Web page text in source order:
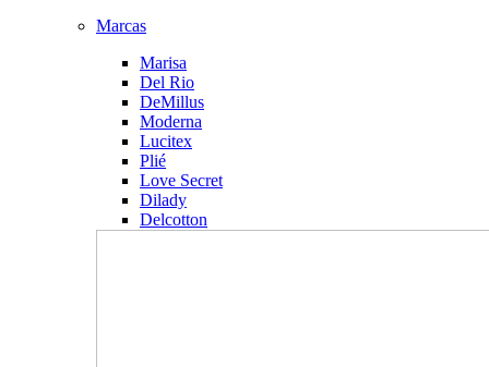
Marcas
Marisa
Del Rio
DeMillus
Moderna
Lucitex
Plié
Love Secret
Dilady
Delcotton